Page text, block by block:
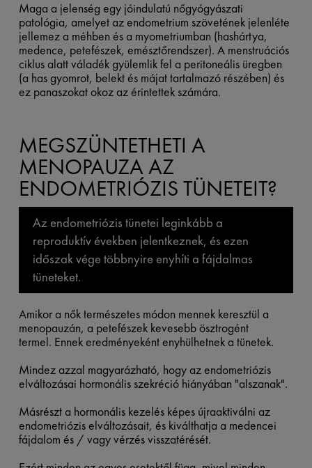
Maga a jelenség egy jóindulatú nőgyógyászati
patológia, amelyet az endometrium szövetének jelenléte
jellemez a méhben és a myometriumban (hashártya,
medence, petefészek, emésztőrendszer). A menstruációs
ciklus alatt váladék gyülemlik fel a peritoneális üregben
(a has gyomrot, belekt és májat tartalmazó részében) és
ez panaszokat okoz az érintettek számára.
MEGSZÜNTETHETI A
MENOPAUZA AZ
ENDOMETRIÓZIS TÜNETEIT?
Az endometriózis tünetei leginkább a
reproduktív években jelentkeznek, és ezen
időszak vége többnyire enyhíti a fájdalmas
tüneteket.
Amikor a nők természetes módon mennek keresztül a
menopauzán, a petefészek kevesebb ösztrogént
termel. Ennek eredményeként enyhülhetnek a tünetek.
Mindez azzal magyarázható, hogy az endometriózis
elváltozásai hormonális szekréció hiányában "alszanak".
Másrészt a hormonális kezelés képes újraaktiválni az
endometriózis elváltozásait, és kiválthatja a medencei
fájdalom és / vagy vérzés visszatérését.